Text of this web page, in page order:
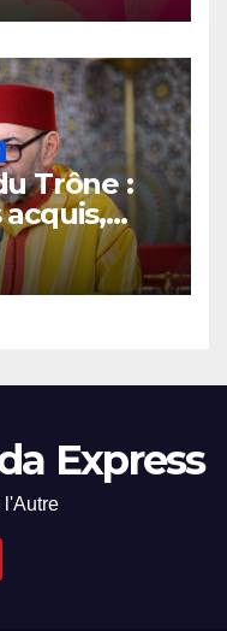
Trône :
et
Express
l'Autre